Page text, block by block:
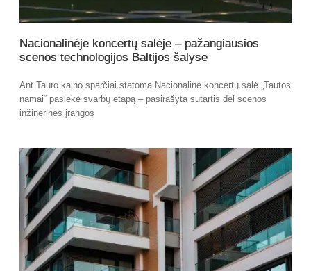
Nacionalinėje koncertų salėje – pažangiausios
scenos technologijos Baltijos šalyse
Ant Tauro kalno sparčiai statoma Nacionalinė koncertų salė „Tautos
namai“ pasiekė svarbų etapą – pasirašyta sutartis dėl scenos
inžinerinės įrangos